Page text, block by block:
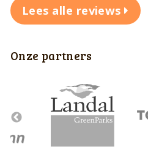
Lees alle reviews
Onze partners